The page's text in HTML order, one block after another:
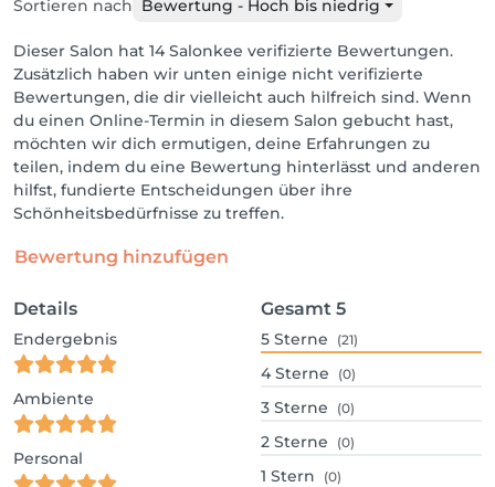
Sortieren nach Bewertung - Hoch bis niedrig
Dieser Salon hat 14 Salonkee verifizierte Bewertungen.
Zusätzlich haben wir unten einige nicht verifizierte
Bewertungen, die dir vielleicht auch hilfreich sind. Wenn
du einen Online-Termin in diesem Salon gebucht hast,
möchten wir dich ermutigen, deine Erfahrungen zu
teilen, indem du eine Bewertung hinterlässt und anderen
hilfst, fundierte Entscheidungen über ihre
Schönheitsbedürfnisse zu treffen.
Bewertung hinzufügen
Details
Endergebnis
Ambiente
Personal
Gesamt 5
5 Sterne (21)
4 Sterne (0)
3 Sterne (0)
2 Sterne (0)
1 Stern (0)